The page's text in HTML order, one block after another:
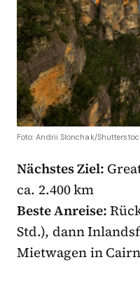
Foto: Andrii Slonchak/
Nächstes Ziel:
ca. 2.400 km
Beste Anreise:
Std.), dann
Mietwagen in